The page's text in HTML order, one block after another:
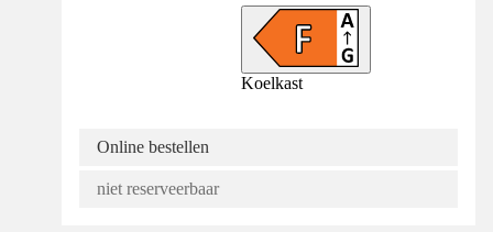
Koelkast
Online bestellen
niet reserveerbaar